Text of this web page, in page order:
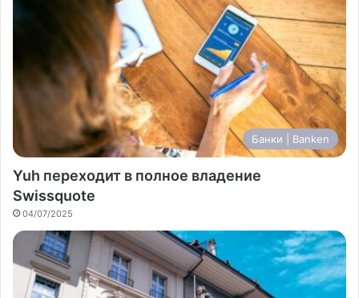
Банки | Banken
Yuh переходит в полное владение
Swissquote
04/07/2025